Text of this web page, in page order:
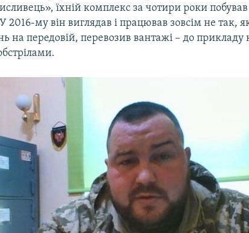
їхній комплекс за чотири роки
2016-му він виглядав і працював зовсім не так,
на передовій, перевозив вантажі – до прикладу